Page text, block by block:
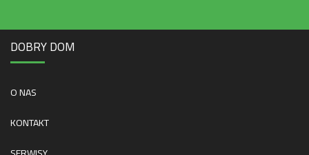
DOBRY DOM
O NAS
KONTAKT